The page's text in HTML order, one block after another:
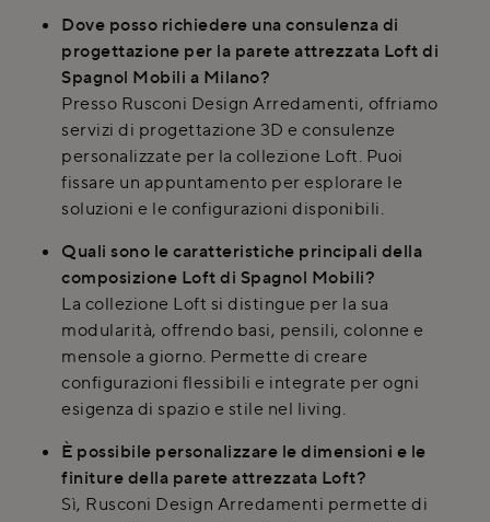
Dove posso richiedere una consulenza di
progettazione per la parete attrezzata Loft di
Spagnol Mobili a Milano?
Presso Rusconi Design Arredamenti, offriamo
servizi di progettazione 3D e consulenze
personalizzate per la collezione Loft. Puoi
fissare un appuntamento per esplorare le
soluzioni e le configurazioni disponibili.
Quali sono le caratteristiche principali della
composizione Loft di Spagnol Mobili?
La collezione Loft si distingue per la sua
modularità, offrendo basi, pensili, colonne e
mensole a giorno. Permette di creare
configurazioni flessibili e integrate per ogni
esigenza di spazio e stile nel living.
È possibile personalizzare le dimensioni e le
finiture della parete attrezzata Loft?
Sì, Rusconi Design Arredamenti permette di